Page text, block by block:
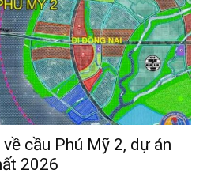
cầu Phú Mỹ 2, dự án
2026